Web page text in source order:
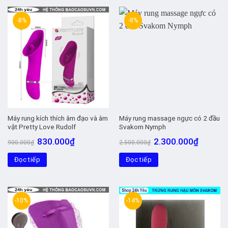
-8%
Máy rung kích thích âm đạo và âm
vật Pretty Love Rudolf
900.000₫ Giá
gốc
là:
900.000₫.
830.000₫Giá
Đọc tiếp
-8%
Máy rung massage ngực có 2 đầu
Svakom Nymph
2.500.000₫ Giá
gốc
là:
2.300.000₫Giá
Đọc tiếp
-10% -14%